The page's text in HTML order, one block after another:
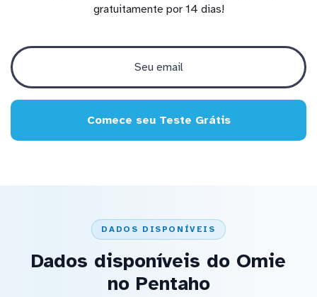
gratuitamente por 14 dias!
Comece seu Teste Grátis
DADOS DISPONÍVEIS
Dados disponíveis do Omie
no Pentaho